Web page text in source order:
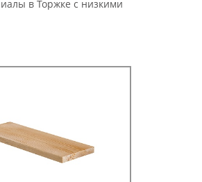
в Торжке с низкими